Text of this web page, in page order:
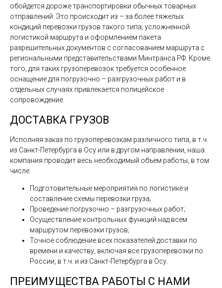
обойдется дороже транспортировки обычных товарных
отправлений. Это происходит из – за более тяжелых
кондиций перевозки грузов такого типа, усложненной
логистикой маршрута и оформлением пакета
разрешительных документов с согласованием маршрута с
региональными представительствами Минтранса РФ. Кроме
того, для таких грузоперевозок требуется особенное
оснащение для погрузочно – разгрузочных работ и в
отдельных случаях привлекается полицейское
сопровождение.
ДОСТАВКА ГРУЗОВ
Исполняя заказ по грузоперевозкам различного типа, в т.ч.
из Санкт-Петербурга в Осу или в другом направлении, наша
компания проводит весь необходимый объем работы, в том
числе:
Подготовительные мероприятия по логистике и
составление схемы перевозки груза;
Проведение погрузочно – разгрузочных работ;
Осуществление контрольных функций над всем
маршрутом перевозки грузов;
Точное соблюдение всех показателей доставки по
времени и качеству, включая все грузоперевозки по
России, в т.ч. и из Санкт-Петербурга в Осу.
ПРЕИМУЩЕСТВА РАБОТЫ С НАМИ